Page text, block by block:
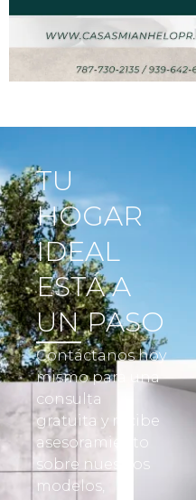
TU
HOGAR
IDEAL
ESTÁ A
UN PASO
Contáctanos hoy
mismo para una
consulta
gratuita y recibe
asesoramiento
sobre nuestros
modelos,